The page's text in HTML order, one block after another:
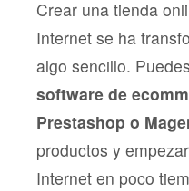
Crear una tienda
Internet se ha
algo sencillo.
software de
Prestashop o
productos y
Internet en poco